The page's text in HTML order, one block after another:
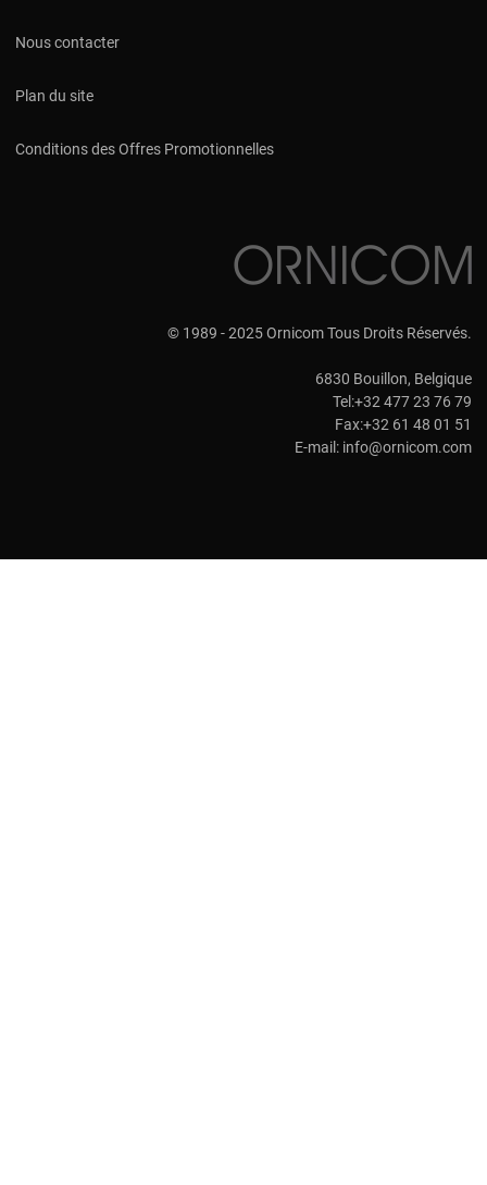
Nous contacter
Plan du site
Conditions des Offres Promotionnelles
© 1989 - 2025 Ornicom Tous Droits Réservés.
6830 Bouillon, Belgique
Tel:+32 477 23 76 79
Fax:+32 61 48 01 51
E-mail: info@ornicom.com